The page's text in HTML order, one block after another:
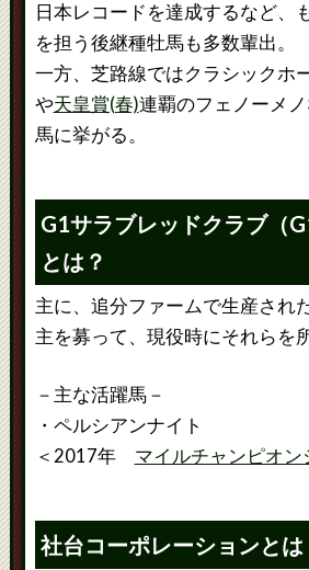
日本レコードを達成するなど、
を担う後継種牡馬も多数輩出。
一方、芝路線ではクラシックホ
や天皇賞(春)連覇のフェノーメ
馬に挙がる。
G1サラブレッドクラブ（
とは？
主に、追分ファームで生産され
主を募って、現役時にそれらを
－主な活躍馬－
・ペルシアンナイト
＜2017年 マイルチャンピオン
社台コーポレーションとは